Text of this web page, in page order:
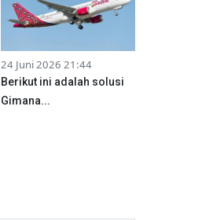
24 Juni 2026 21:44
Berikut ini adalah solusi
Gimana...